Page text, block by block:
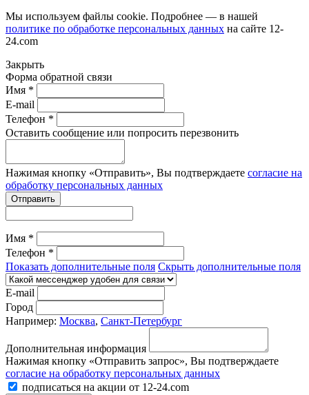
Мы используем файлы cookie. Подробнее — в нашей
политике по обработке персональных данных на сайте 12-
24.com
Закрыть
Форма обратной связи
Имя *
E-mail
Телефон *
Оставить сообщение или попросить перезвонить
Нажимая кнопку «Отправить», Вы подтверждаете согласие на
обработку персональных данных
Отправить
Имя *
Телефон *
Показать дополнительные поля Скрыть дополнительные поля
E-mail
Город
Например: Москва, Санкт-Петербург
Дополнительная информация
Нажимая кнопку «Отправить запрос», Вы подтверждаете
согласие на обработку персональных данных
подписаться на акции от 12-24.com